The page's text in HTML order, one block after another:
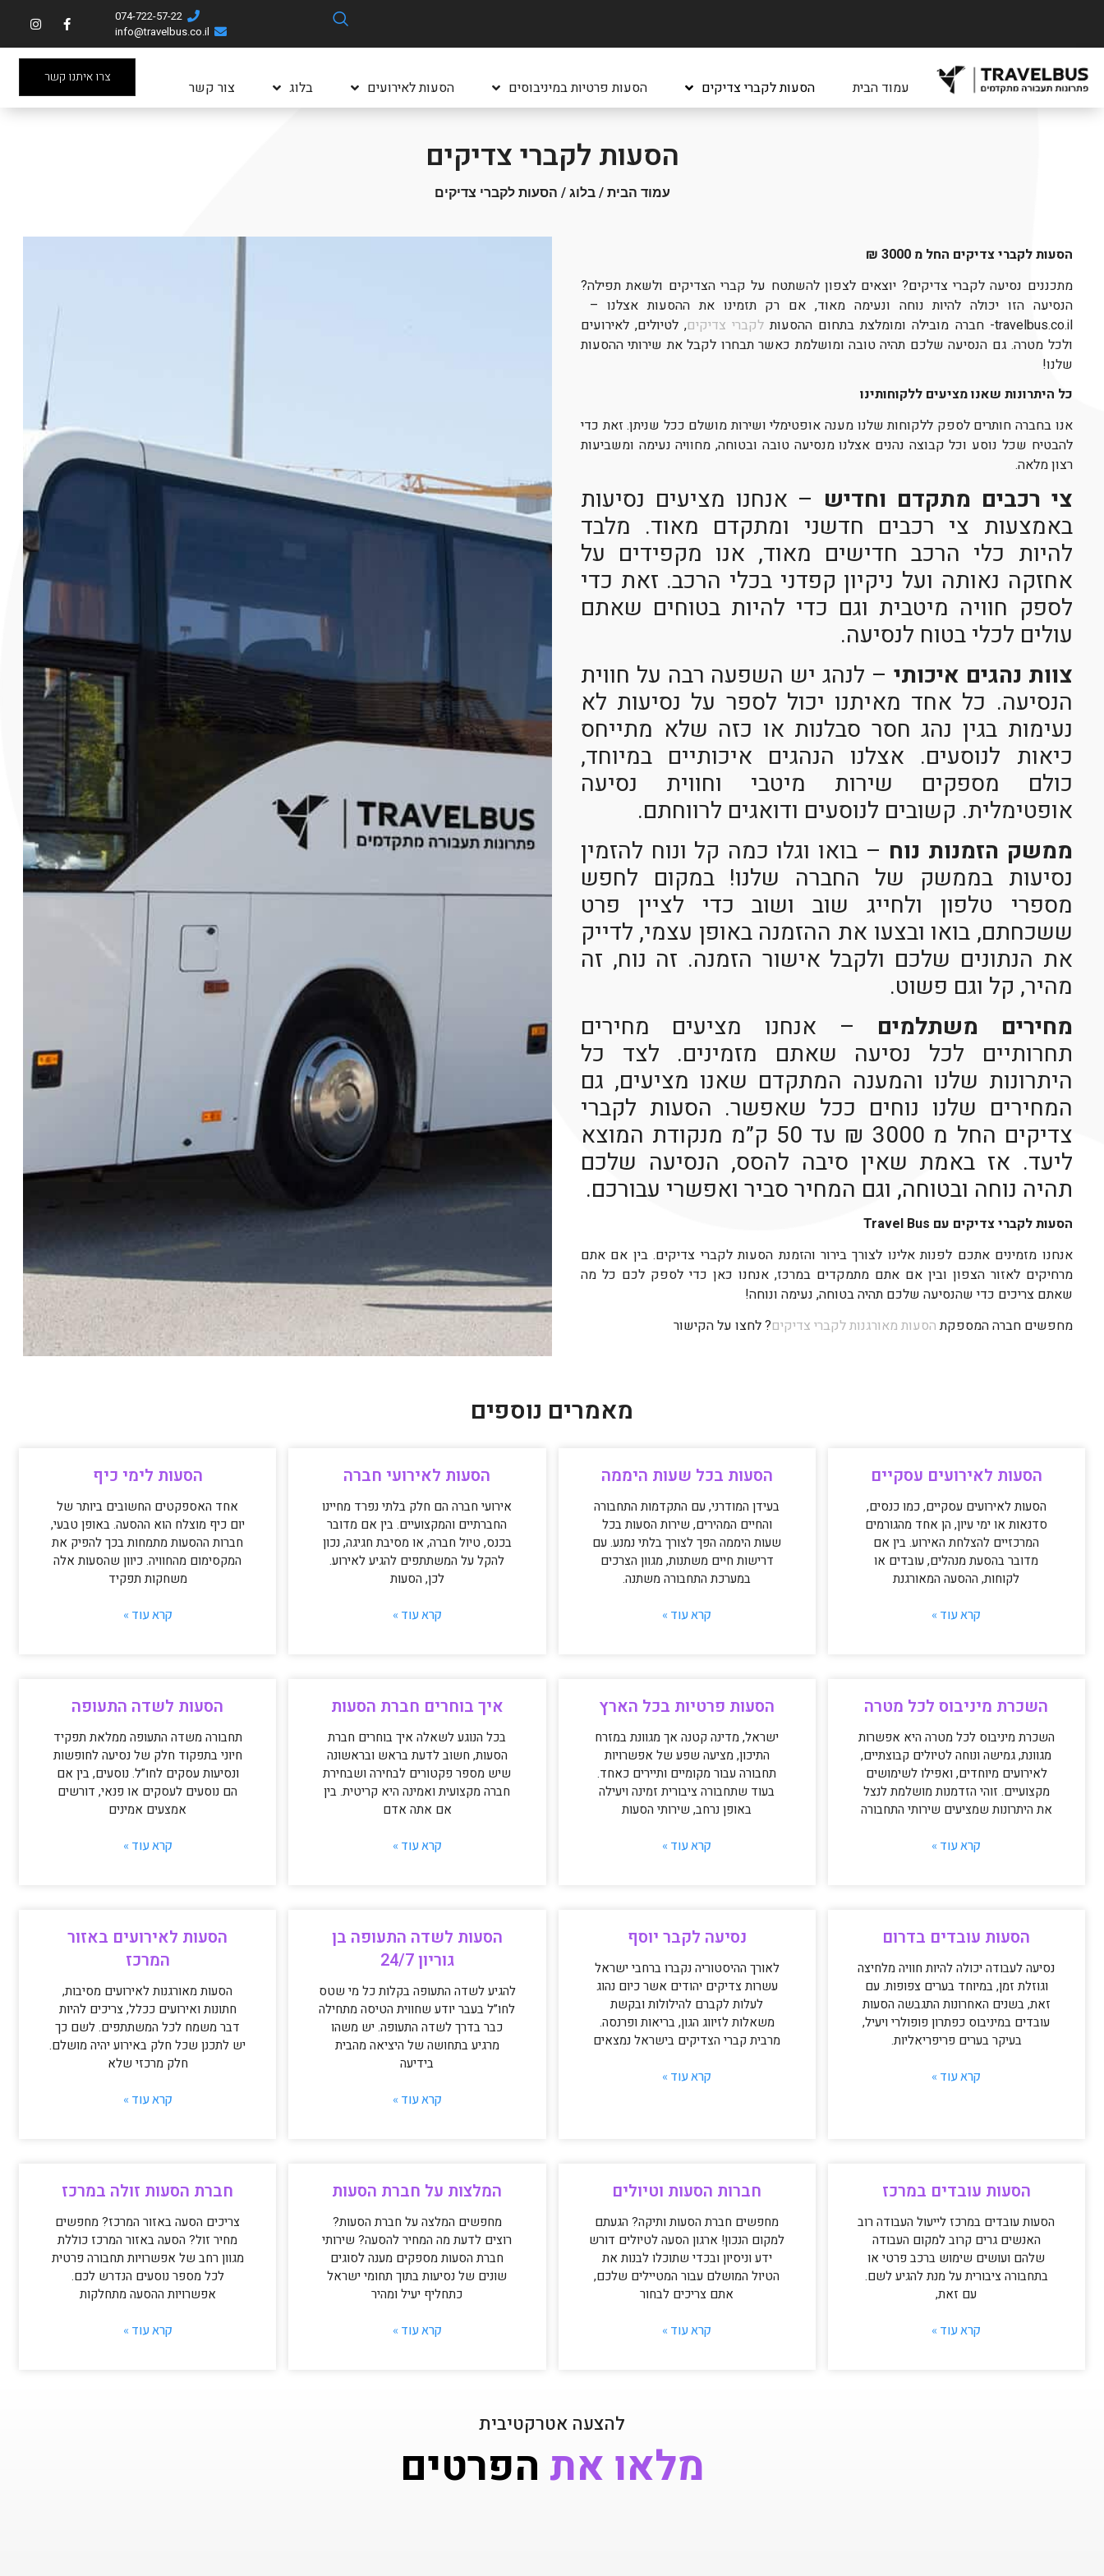
074-722-57-22
info@travelbus.co.il
עמוד הבית הסעות לקברי צדיקים הסעות פרטיות במיניבוסים הסעות לאירועים בלוג צור קשר
צרו איתנו קשר
הסעות לקברי צדיקים
עמוד הבית /בלוג / הסעות לקברי צדיקים
הסעות לקברי צדיקים החל מ 3000 ₪
מתכננים נסיעה לקברי צדיקים? יוצאים לצפון להשתטח על קברי הצדיקים ולשאת תפילה?
הנסיעה הזו יכולה להיות נוחה ונעימה מאוד, אם רק תזמינו את ההסעות אצלנו –
travelbus.co.il- חברה מובילה ומומלצת בתחום ההסעות
לקברי צדיקים, לטיולים, לאירועים
ולכל מטרה. גם הנסיעה שלכם תהיה טובה ומושלמת כאשר תבחרו לקבל את שירותי ההסעות
שלנו!
כל היתרונות שאנו מציעים ללקוחותינו
אנו בחברה חותרים לספק ללקוחות שלנו מענה אופטימלי ושירות מושלם ככל שניתן. זאת כדי
להבטיח שכל נוסע וכל קבוצה נהנים אצלנו מנסיעה טובה ובטוחה, מחוויה נעימה ומשביעות
רצון מלאה.
צי רכבים מתקדם וחדיש – אנחנו מציעים נסיעות
באמצעות צי רכבים חדשני ומתקדם מאוד. מלבד
להיות כלי הרכב חדישים מאוד, אנו מקפידים על
אחזקה נאותה ועל ניקיון קפדני בכלי הרכב. זאת כדי
לספק חוויה מיטבית וגם כדי להיות בטוחים שאתם
עולים לכלי בטוח לנסיעה.
צוות נהגים איכותי – לנהג יש השפעה רבה על חווית
הנסיעה. כל אחד מאיתנו יכול לספר על נסיעות לא
נעימות בגין נהג חסר סבלנות או כזה שלא מתייחס
כיאות לנוסעים. אצלנו הנהגים איכותיים במיוחד,
כולם מספקים שירות מיטבי וחווית נסיעה
אופטימלית. קשובים לנוסעים ודואגים לרווחתם.
ממשק הזמנות נוח – בואו וגלו כמה קל ונוח להזמין
נסיעות בממשק של החברה שלנו! במקום לחפש
מספרי טלפון ולחייג שוב ושוב כדי לציין פרט
ששכחתם, בואו ובצעו את ההזמנה באופן עצמי, לדייק
את הנתונים שלכם ולקבל אישור הזמנה. זה נוח, זה
מהיר, קל וגם פשוט.
מחירים משתלמים – אנחנו מציעים מחירים
תחרותיים לכל נסיעה שאתם מזמינים. לצד כל
היתרונות שלנו והמענה המתקדם שאנו מציעים, גם
המחירים שלנו נוחים ככל שאפשר. הסעות לקברי
צדיקים החל מ 3000 ₪ עד 50 ק”מ מנקודת המוצא
ליעד. אז באמת שאין סיבה להסס, הנסיעה שלכם
תהיה נוחה ובטוחה, וגם המחיר סביר ואפשרי עבורכם.
הסעות לקברי צדיקים עם Travel Bus
אנחנו מזמינים אתכם לפנות אלינו לצורך בירור והזמנת הסעות לקברי צדיקים. בין אם אתם
מרחיקים לאזור הצפון ובין אם אתם מתמקדים במרכז, אנחנו כאן כדי לספק לכם כל מה
שאתם צריכים כדי שהנסיעה שלכם תהיה בטוחה, נעימה ונוחה!
מחפשים חברה המספקתהסעות מאורגנות לקברי צדיקים? לחצו על הקישור
מאמרים נוספים
הסעות לאירועים עסקיים
הסעות לאירועים עסקיים, כמו כנסים,
סדנאות או ימי עיון, הן אחד מהגורמים
המרכזיים להצלחת האירוע. בין אם
מדובר בהסעת מנהלים, עובדים או
לקוחות, ההסעה המאורגנת
קרא עוד »
הסעות בכל שעות היממה
בעידן המודרני, עם התקדמות התחבורה
והחיים המהירים, שירות הסעות בכל
שעות היממה הפך לצורך בלתי נמנע. עם
דרישות חיים משתנות, מגוון הצרכים
במערכת התחבורה משתנה.
קרא עוד »
הסעות לאירועי חברה
אירועי חברה הם חלק בלתי נפרד מחיינו
החברתיים והמקצועיים. בין אם מדובר
בכנס, טיול חברה, או מסיבת חגיגה, נכון
להקל על המשתתפים להגיע לאירוע.
לכן, הסעות
קרא עוד »
הסעות לימי כיף
אחד האספקטים החשובים ביותר של
יום כיף מוצלח הוא ההסעה. באופן טבעי,
חברות ההסעות מתמחות בכך להפיק את
המקסימום מהחוויה. כיוון שהסעות אלה
משחקות תפקיד
קרא עוד »
השכרת מיניבוס לכל מטרה
השכרת מיניבוס לכל מטרה היא אפשרות
מגוונת, גמישה ונוחה לטיולים קבוצתיים,
לאירועים מיוחדים, ואפילו לשימושים
מקצועיים. זוהי הזדמנות מושלמת לנצל
את היתרונות שמציעים שירותי התחבורה
קרא עוד »
הסעות פרטיות בכל הארץ
ישראל, מדינה קטנה אך מגוונת במזרח
התיכון, מציעה שפע של אפשרויות
תחבורה עבור מקומיים ותיירים כאחד.
בעוד שתחבורה ציבורית זמינה ויעילה
באופן נרחב, שירותי הסעות
קרא עוד »
איך בוחרים חברת הסעות
בכל הנוגע לשאלה איך בוחרים חברת
הסעות, חשוב לדעת בראש ובראשונה
שיש מספר פקטורים לבחירה ושבחירת
חברה מקצועית ואמינה היא קריטית. בין
אם אתה אדם
קרא עוד »
הסעות לשדה התעופה
תחבורה משדה התעופה ממלאת תפקיד
חיוני בתפקוד חלק של נסיעה לחופשות
ונסיעות עסקים לחו”ל. נוסעים, בין אם
הם נוסעים לעסקים או פנאי, דורשים
אמצעים אמינים
קרא עוד »
הסעות עובדים בדרום
נסיעה לעבודה יכולה להיות חוויה מלחיצה
וגוזלת זמן, במיוחד בערים צפופות. עם
זאת, בשנים האחרונות התגבשה הסעות
עובדים במיניבוס כפתרון פופולרי ויעיל,
בעיקר בערים פריפריאליות.
קרא עוד »
נסיעה לקבר יוסף
לאורך ההיסטוריה נקברו ברחבי ישראל
עשרות צדיקים יהודים אשר כיום נהוג
לעלות לקברם להילולות ובקשת
משאלות לזיווג הגון, בריאות ופרנסה.
מרבית קברי הצדיקים בישראל נמצאים
קרא עוד »
הסעות לשדה התעופה בן
גוריון 24/7
להגיע לשדה התעופה בקלות כל מי שטס
לחו”ל בעבר יודע שחווית הטיסה מתחילה
כבר בדרך לשדה התעופה. יש משהו
מרגיע בתחושה של היציאה מהבית
בידיעה
קרא עוד »
הסעות לאירועים באזור
המרכז
הסעות מאורגנות לאירועים מסיבות,
חתונות ואירועים ככלל, צריכים להיות
דבר משמח לכל המשתתפים. לשם כך
יש לתכנן שכל חלק באירוע יהיה מושלם.
חלק מרכזי שלא
קרא עוד »
הסעות עובדים במרכז
הסעות עובדים במרכז לייעול העבודה רוב
האנשים גרים קרוב למקום העבודה
שלהם ועושים שימוש ברכב פרטי או
בתחבורה ציבורית על מנת להגיע לשם.
עם זאת,
קרא עוד »
חברות הסעות וטיולים
מחפשים חברת הסעות ותיקה? הגעתם
למקום הנכון! ארגון הסעה לטיולים דורש
ידע וניסיון ובכדי שתוכלו לבנות את
הטיול המושלם עבור המטיילים שלכם,
אתם צריכים לבחור
קרא עוד »
המלצות על חברת הסעות
מחפשים המלצה על חברת הסעות?
רוצים לדעת מה המחיר להסעה? שירותי
חברת הסעות מספקים מענה לסוגים
שונים של נסיעות בתוך תחומי ישראל
כתחליף יעיל ומהיר
קרא עוד »
חברת הסעות זולה במרכז
צריכים הסעה באזור המרכז? מחפשים
מחיר זול? הסעה באזור המרכז כוללת
מגוון רחב של אפשרויות תחבורה פרטית
לכל מספר נוסעים הנדרש לכם.
אפשרויות ההסעה מתחלקות
קרא עוד »
להצעה אטרקטיבית
מלאו את הפרטים